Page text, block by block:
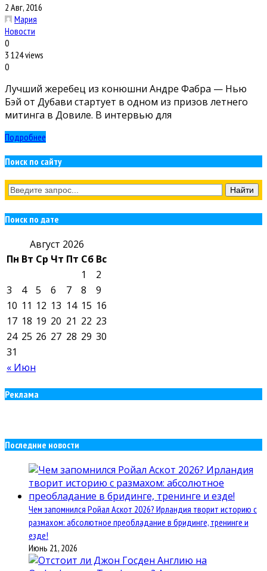
2 Авг, 2016
Мария
Новости
0
3 124 views
0
Лучший жеребец из конюшни Андре Фабра — Нью
Бэй от Дубави стартует в одном из призов летнего
митинга в Довиле. В интервью для
Подробнее
Поиск по сайту
Поиск по дате
Август 2026
Пн Вт Ср Чт Пт Сб Вс
« Июн
1
2
3
4 5 6 7 8
9
10 11 12 13 14 15 16
17 18 19 20 21 22 23
24 25 26 27 28 29 30
31
Реклама
Последние новости
Чем запомнился Ройал Аскот 2026? Ирландия творит историю с
размахом: абсолютное преобладание в бридинге, тренинге и
езде!
Июнь 21, 2026